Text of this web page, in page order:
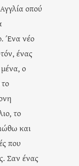
οπού
Ένα νέο
ένας
ο
το
και
που
Σαν ένας